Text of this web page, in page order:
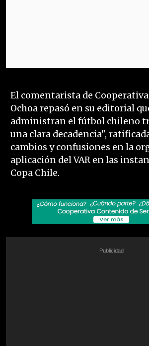
El comentarista de
Ochoa repasó en su editorial
administran el fútbol chileno
una clara decadencia",
cambios y confusiones en la
aplicación del VAR en las
Copa Chile.